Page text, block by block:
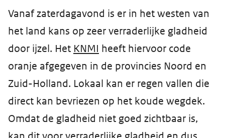
Vanaf zaterdagavond is er in het westen van
het land kans op zeer verraderlijke gladheid
door ijzel. Het KNMI heeft hiervoor code
oranje afgegeven in de provincies Noord en
Zuid-Holland. Lokaal kan er regen vallen die
direct kan bevriezen op het koude wegdek.
Omdat de gladheid niet goed zichtbaar is,